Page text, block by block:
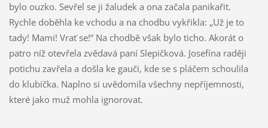
bylo ouzko. Sevřel se ji žaludek a ona začala panikařit.
Rychle doběhla ke vchodu a na chodbu vykřikla: „Už je to
tady! Mami! Vrať se!“ Na chodbě však bylo ticho. Akorát o
patro níž otevřela zvědavá paní Slepičková. Josefína raději
potichu zavřela a došla ke gauči, kde se s pláčem schoulila
do klubíčka. Naplno si uvědomila všechny nepříjemnosti,
které jako muž mohla ignorovat.